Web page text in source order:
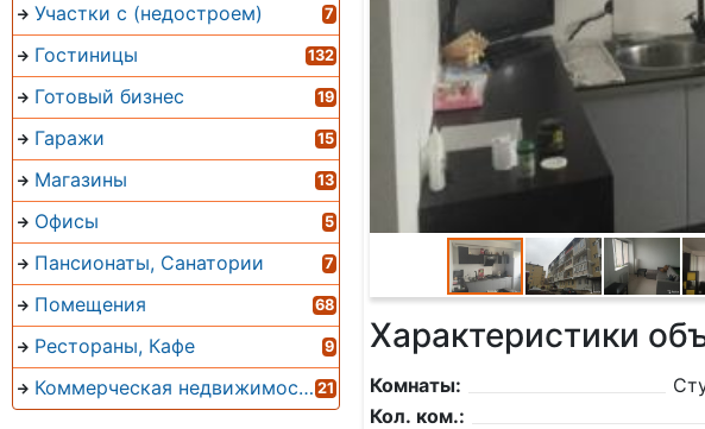
Участки с (недостроем) 7
Гостиницы 132
Готовый бизнес 19
Гаражи 15
Магазины 13
Офисы 5
Пансионаты, Санатории 7
Помещения 68
Рестораны, Кафе 9
Коммерческая недвижимость 21
Характеристики
Комнаты:
Кол. ком.: